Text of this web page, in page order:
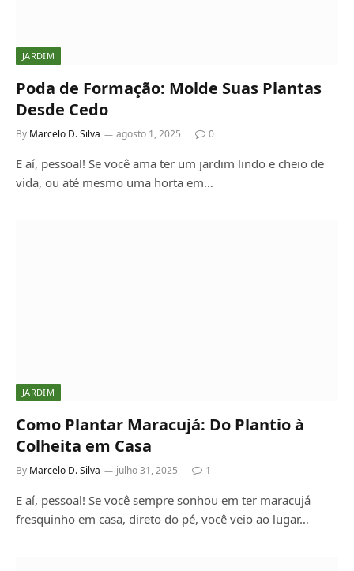
JARDIM
Poda de Formação: Molde Suas Plantas
Desde Cedo
By Marcelo D. Silva agosto 1, 2025 0
E aí, pessoal! Se você ama ter um jardim lindo e cheio de
vida, ou até mesmo uma horta em…
JARDIM
Como Plantar Maracujá: Do Plantio à
Colheita em Casa
By Marcelo D. Silva julho 31, 2025 1
E aí, pessoal! Se você sempre sonhou em ter maracujá
fresquinho em casa, direto do pé, você veio ao lugar…